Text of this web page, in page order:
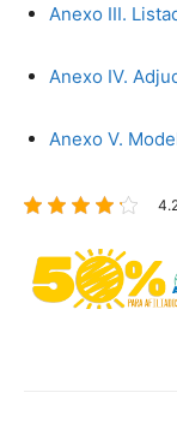
Anexo III.
Anexo IV.
Anexo V.